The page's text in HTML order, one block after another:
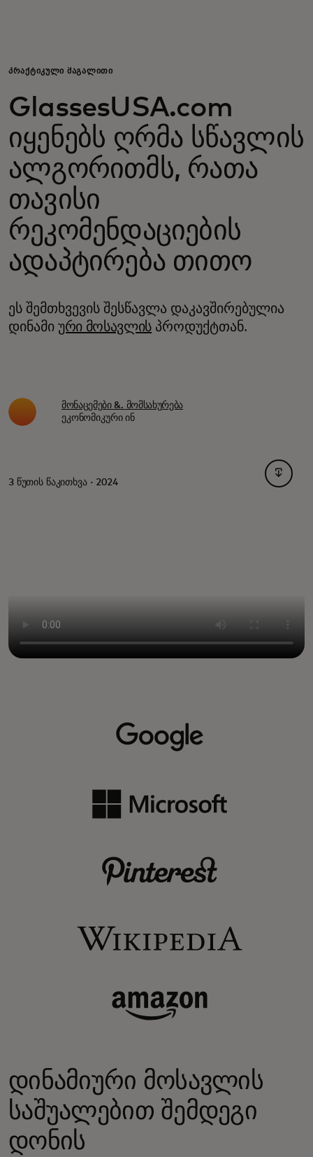
ბიზნესისთვის
მსოფლიოსთვის
ინოვატორებისთვის
სიახლეები და ტენდენციები
ᲞᲠᲐᲥᲢᲘᲙᲣᲚᲘ ᲛᲐᲒᲐᲚᲘᲗᲘ
GlassesUSA.com
იყენებს ღრმა სწავლის
ალგორითმს, რათა
თავისი
რეკომენდაციების
ადაპტირება თითო
ეს შემთხვევის შესწავლა დაკავშირებულია
დინამი ური მოსავლის პროდუქტთან.
მონაცემები &. მომსახურება
ეკონომიკური ინ
3 წუთის წაკითხვა · 2024
opens
დინამიური მოსავლის
საშუალებით შემდეგი
დონის